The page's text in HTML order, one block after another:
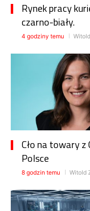
Rynek pracy
czarno-biały.
4 godziny temu
Cło na towary z
Polsce
8 godzin temu Witold